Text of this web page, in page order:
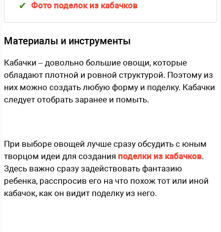
Фото поделок из кабачков
Материалы и инструменты
Кабачки – довольно большие овощи, которые
обладают плотной и ровной структурой. Поэтому из
них можно создать любую форму и поделку. Кабачки
следует отобрать заранее и помыть.
При выборе овощей лучше сразу обсудить с юным
творцом идеи для создания поделки из кабачков.
Здесь важно сразу задействовать фантазию
ребенка, расспросив его на что похож тот или иной
кабачок, как он видит поделку из него.